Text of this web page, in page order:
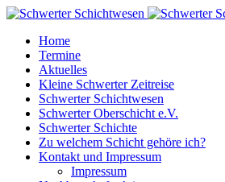
Home
Termine
Aktuelles
Kleine Schwerter Zeitreise
Schwerter Schichtwesen
Schwerter Oberschicht e.V.
Schwerter Schichte
Zu welchem Schicht gehöre ich?
Kontakt und Impressum
Impressum